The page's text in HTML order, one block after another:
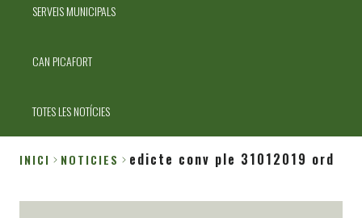
SERVEIS MUNICIPALS
CAN PICAFORT
TOTES LES NOTÍCIES
d'Ariadna
INICI NOTICIES edicte conv ple 31012019 ord